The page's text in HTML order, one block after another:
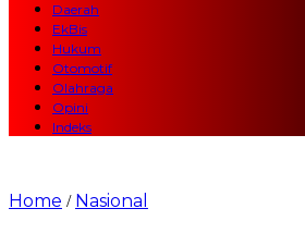
Daerah
EkBis
Hukum
Otomotif
Olahraga
Opini
Indeks
Home / Nasional